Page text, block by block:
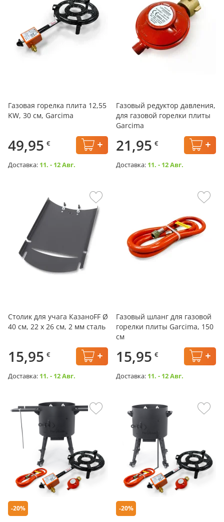
Газовая горелка плита 12,55
KW, 30 см, Garcima
49,95 €
Доставка: 11. - 12 Авг.
Газовый редуктор давления,
для газовой горелки плиты
Garcima
21,95 €
Доставка: 11. - 12 Авг.
Столик для учага КазаноFF Ø
40 см, 22 x 26 см, 2 мм сталь
15,95 €
Доставка: 11. - 12 Авг.
Газовый шланг для газовой
горелки плиты Garcima, 150
см
15,95 €
Доставка: 11. - 12 Авг.
-20% -20%